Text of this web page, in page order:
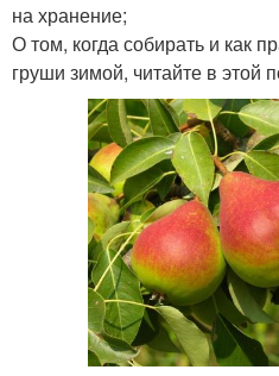
на хранение;
О том, когда собирать и как
груши зимой, читайте в этой